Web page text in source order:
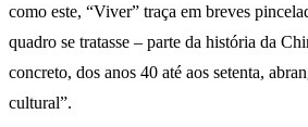
como este, “Viver” traça em breves
quadro se tratasse – parte da história da
concreto, dos anos 40 até aos setenta,
cultural”.